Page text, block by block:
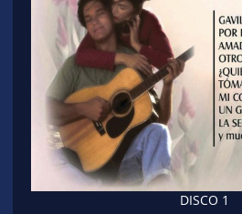
DISCO 1